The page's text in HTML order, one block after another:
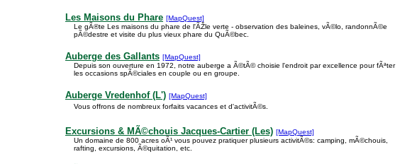
Les Maisons du Phare [MapQuest]
Le gÃ®te Les maisons du phare de l'ÃŽle verte - observation des baleines, vÃ©lo, randonnÃ©e
pÃ©destre et visite du plus vieux phare du QuÃ©bec.
Auberge des Gallants [MapQuest]
Depuis son ouverture en 1972, notre auberge a Ã©tÃ© choisie l'endroit par excellence pour fÃªter
les occasions spÃ©ciales en couple ou en groupe.
Auberge Vredenhof (L') [MapQuest]
Vous offrons de nombreux forfaits vacances et d'activitÃ©s.
Excursions & MÃ©chouis Jacques-Cartier (Les) [MapQuest]
Un domaine de 800 acres oÃ¹ vous pouvez pratiquer plusieurs activitÃ©s: camping, mÃ©chouis,
rafting, excursions, Ã©quitation, etc.